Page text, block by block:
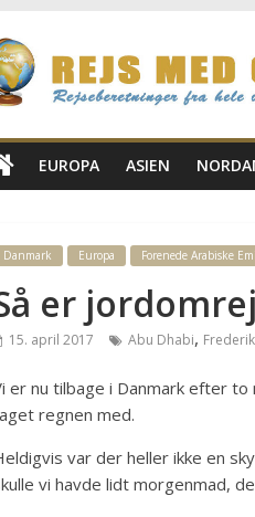
EUROPA ASIEN
Danmark Europa Forenede Arabiske
er
15. april 2017 Abu Dhabi,
er nu tilbage i Danmark efter
regnen med.
var der heller ikke en
vi havde lidt morgenmad,